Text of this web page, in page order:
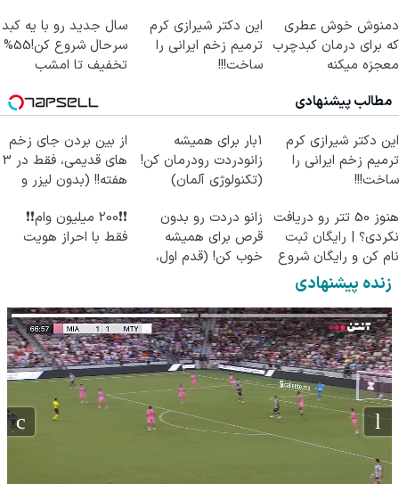
دمنوش خوش عطری
که برای درمان کبدچرب
معجزه میکنه
این دکتر شیرازی کرم
ترمیم زخم ایرانی را
ساخت!!!
سال جدید رو با یه کبد
سرحال شروع کن!55%
تخفیف تا امشب
مطالب پیشنهادی
این دکتر شیرازی کرم
ترمیم زخم ایرانی را
ساخت!!!
1بار برای همیشه
زانودردت رودرمان کن!
(تکنولوژی آلمان)
از بین بردن جای زخم
های قدیمی، فقط در 3
هفته!! (بدون لیزر و
هنوز 50 تتر رو دریافت
نکردی؟ | رایگان ثبت
نام کن و رایگان شروع
کن!
زانو دردت رو بدون
قرص برای همیشه
خوب کن! (قدم اول،
❗❗200 میلیون وام❗❗
فقط با احراز هویت
زنده پیشنهادی